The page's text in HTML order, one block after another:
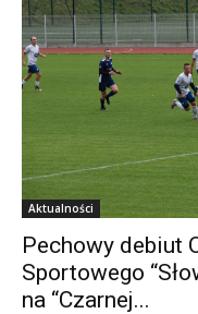
Aktualności
Pechowy debiut
Sportowego
na “Czarnej...